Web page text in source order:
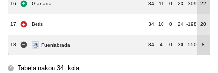
16. Granada 34 11 0 23 -309 22
17. Betis 34 10 0 24 -198 20
18. Fuenlabrada 34 4 0 30 -550 8
Tabela nakon 34. kola